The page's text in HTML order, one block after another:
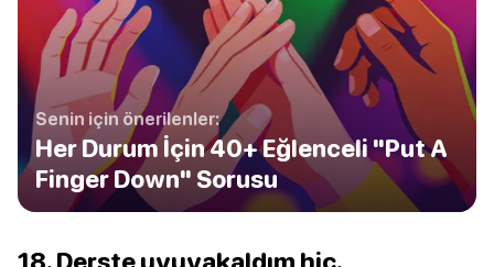
Senin için önerilenler:
Her Durum İçin 40+ Eğlenceli "Put A
Finger Down" Sorusu
18. Derste uyuyakaldım hiç.